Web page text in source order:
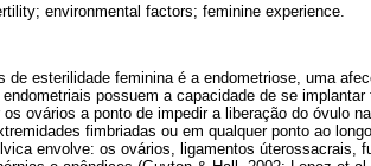
environmental factors; feminine experience.
de esterilidade feminina é a endometriose, uma
possuem a capacidade de se
ovários a ponto de impedir a liberação do óvulo
fimbriadas ou em qualquer ponto ao
envolve: os ovários, ligamentos úte­rossacrais,